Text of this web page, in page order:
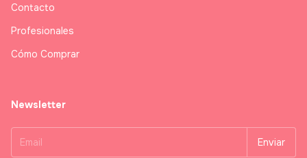
Contacto
Profesionales
Cómo Comprar
Newsletter